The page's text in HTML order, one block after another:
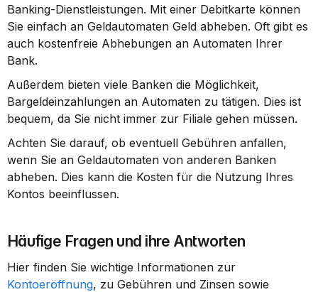
Banking-Dienstleistungen. Mit einer Debitkarte können
Sie einfach an Geldautomaten Geld abheben. Oft gibt es
auch kostenfreie Abhebungen an Automaten Ihrer
Bank.
Außerdem bieten viele Banken die Möglichkeit,
Bargeldeinzahlungen an Automaten zu tätigen. Dies ist
bequem, da Sie nicht immer zur Filiale gehen müssen.
Achten Sie darauf, ob eventuell Gebühren anfallen,
wenn Sie an Geldautomaten von anderen Banken
abheben. Dies kann die Kosten für die Nutzung Ihres
Kontos beeinflussen.
Häufige Fragen und ihre Antworten
Kontoeröffnung, zu Gebühren und Zinsen sowie